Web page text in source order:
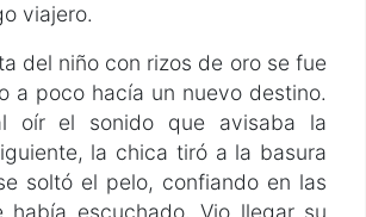
viajero.
del niño con rizos de oro se fue
a poco hacía un nuevo destino.
oír el sonido que avisaba la
la chica tiró a la basura
soltó el pelo, confiando en las
había escuchado. Vio llegar su